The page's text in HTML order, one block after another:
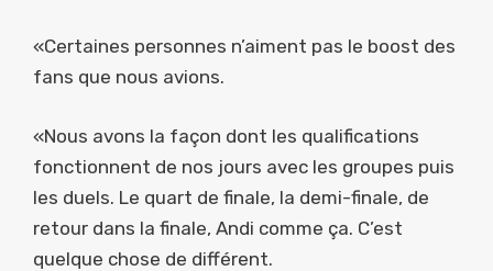
«Certaines personnes n’aiment pas le boost des
fans que nous avions.
«Nous avons la façon dont les qualifications
fonctionnent de nos jours avec les groupes puis
les duels. Le quart de finale, la demi-finale, de
retour dans la finale, Andi comme ça. C’est
quelque chose de différent.